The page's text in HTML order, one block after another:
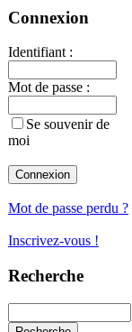
Connexion
Identifiant :
Mot de passe :
Se souvenir de
moi
Mot de passe perdu ?
Inscrivez-vous !
Recherche